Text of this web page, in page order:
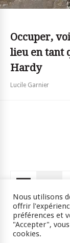
Occuper,
lieu en tant
Hardy
Lucile Garnier
Nous utilisons
offrir
préférences et
"Accepter",
cookies.